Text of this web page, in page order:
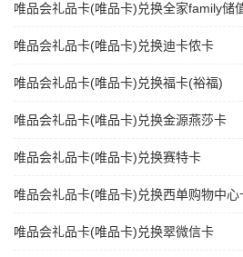
唯品会礼品卡(唯品卡)兑换全家family储
唯品会礼品卡(唯品卡)兑换迪卡侬卡
唯品会礼品卡(唯品卡)兑换福卡(裕福)
唯品会礼品卡(唯品卡)兑换金源燕莎卡
唯品会礼品卡(唯品卡)兑换赛特卡
唯品会礼品卡(唯品卡)兑换西单购物中心
唯品会礼品卡(唯品卡)兑换翠微信卡